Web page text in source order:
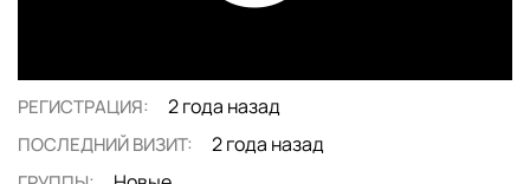
РЕГИСТРАЦИЯ: 2 года назад
ПОСЛЕДНИЙ ВИЗИТ: 2 года назад